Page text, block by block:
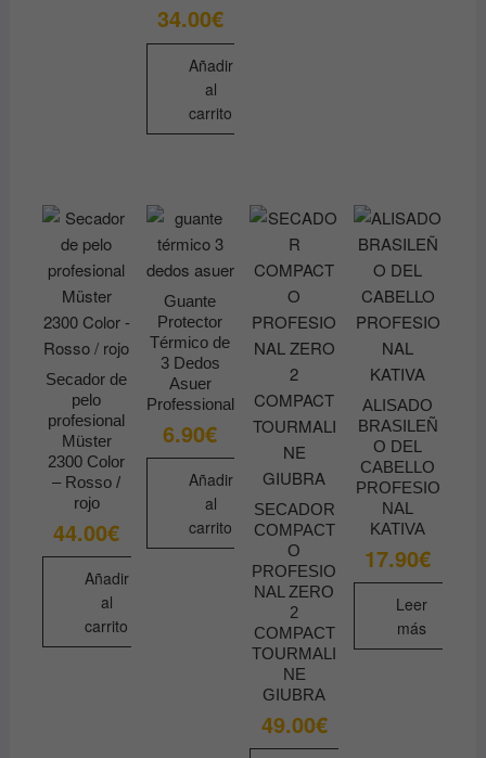
34.00€
Añadir
al
carrito
elegir
en
la
página
de
producto
Secador de
pelo
profesional
Müster
2300 Color
– Rosso /
rojo
44.00€
Añadir
al
carrito
Guante
Protector
Térmico de
3 Dedos
Asuer
Professional
6.90€
Añadir
al
carrito
SECADOR
COMPACT
O
PROFESIO
NAL ZERO
2
COMPACT
TOURMALI
NE
GIUBRA
49.00€
ALISADO
BRASILEÑ
O DEL
CABELLO
PROFESIO
NAL
KATIVA
17.90€
Leer
más